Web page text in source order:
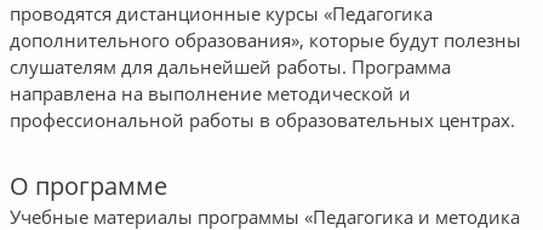
проводятся дистанционные курсы «Педагогика
дополнительного образования», которые будут полезны
слушателям для дальнейшей работы. Программа
направлена на выполнение методической и
профессиональной работы в образовательных центрах.
О программе
Учебные материалы программы «Педагогика и методика